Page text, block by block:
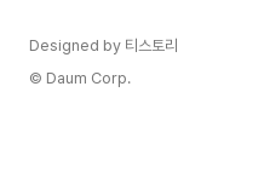
Designed by 티스토리
© Daum Corp.